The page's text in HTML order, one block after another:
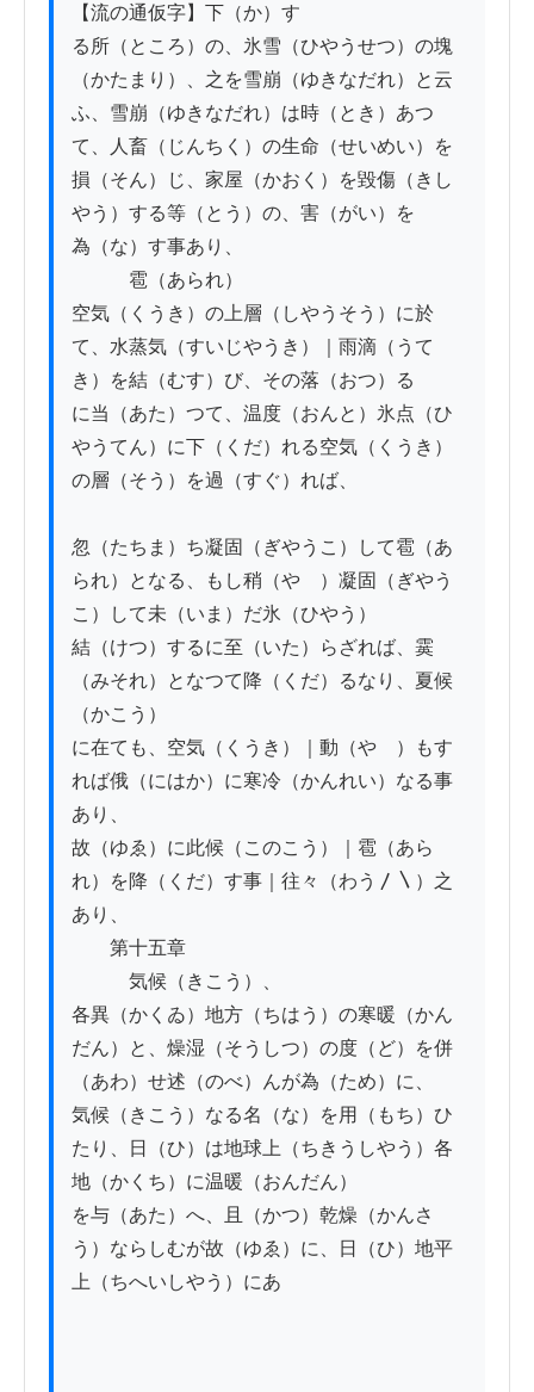
【流の通仮字】下（か）す
る所（ところ）の、氷雪（ひやうせつ）の塊
（かたまり）、之を雪崩（ゆきなだれ）と云
ふ、雪崩（ゆきなだれ）は時（とき）あつ
て、人畜（じんちく）の生命（せいめい）を
損（そん）じ、家屋（かおく）を毀傷（きし
やう）する等（とう）の、害（がい）を
為（な）す事あり、
雹（あられ）
空気（くうき）の上層（しやうそう）に於
て、水蒸気（すいじやうき）｜雨滴（うて
き）を結（むす）び、その落（おつ）る
に当（あた）つて、温度（おんと）氷点（ひ
やうてん）に下（くだ）れる空気（くうき）
の層（そう）を過（すぐ）れば、
忽（たちま）ち凝固（ぎやうこ）して雹（あ
られ）となる、もし稍（やゝ）凝固（ぎやう
こ）して未（いま）だ氷（ひやう）
結（けつ）するに至（いた）らざれば、霙
（みそれ）となつて降（くだ）るなり、夏候
（かこう）
に在ても、空気（くうき）｜動（やゝ）もす
れば俄（にはか）に寒冷（かんれい）なる事
あり、
故（ゆゑ）に此候（このこう）｜雹（あら
れ）を降（くだ）す事｜往々（わう〳〵）之
あり、
第十五章
気候（きこう）、
各異（かくゐ）地方（ちはう）の寒暖（かん
だん）と、燥湿（そうしつ）の度（ど）を併
（あわ）せ述（のべ）んが為（ため）に、
気候（きこう）なる名（な）を用（もち）ひ
たり、日（ひ）は地球上（ちきうしやう）各
地（かくち）に温暖（おんだん）
を与（あた）へ、且（かつ）乾燥（かんさ
う）ならしむが故（ゆゑ）に、日（ひ）地平
上（ちへいしやう）にあ